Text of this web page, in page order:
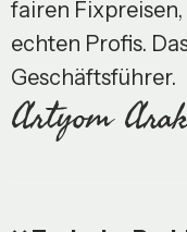
fairen
echten Profis.
Geschäftsführer.
Artyom